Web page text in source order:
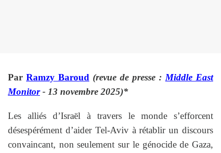
Par Ramzy Baroud (revue de presse : Middle East
Monitor- 13 novembre 2025)*
Les alliés d’Israël à travers le monde s’efforcent
désespérément d’aider Tel-Aviv à rétablir un discours
convaincant, non seulement sur le génocide de Gaza,